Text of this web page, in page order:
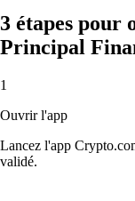
3 étapes pour
Principal
1
Ouvrir l'app
Lancez l'app
validé.